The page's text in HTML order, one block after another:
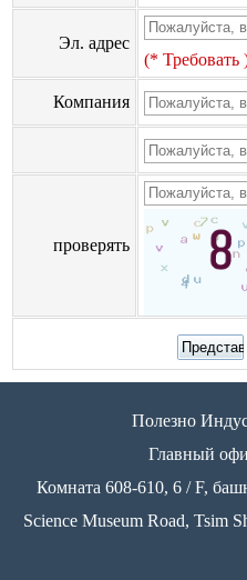
Эл. адрес
(* Требовать
Компания
проверять
Полезно
Главный
Комната 608-610, 6 / F,
Science Museum Road, Tsim